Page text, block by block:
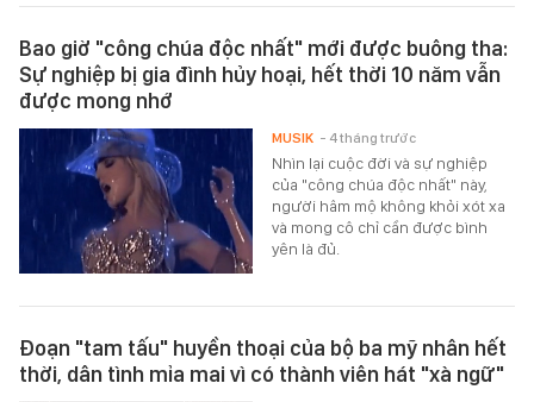
Bao giờ "công chúa độc nhất" mới được buông tha:
Sự nghiệp bị gia đình hủy hoại, hết thời 10 năm vẫn
được mong nhớ
Nhìn lại cuộc đời và sự nghiệp
của "công chúa độc nhất" này,
người hâm mộ không khỏi xót xa
và mong cô chỉ cần được bình
yên là đủ.
MUSIK - 4 tháng trước
Đoạn "tam tấu" huyền thoại của bộ ba mỹ nhân hết
thời, dân tình mỉa mai vì có thành viên hát "xà ngữ"